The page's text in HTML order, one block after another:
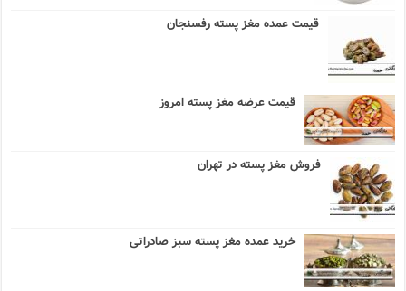
قیمت عمده مغز پسته رفسنجان
قیمت عرضه مغز پسته امروز
فروش مغز پسته در تهران
خرید عمده مغز پسته سبز صادراتی